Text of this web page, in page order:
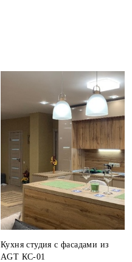
Кухня студия с фасадами из
AGT КС-01